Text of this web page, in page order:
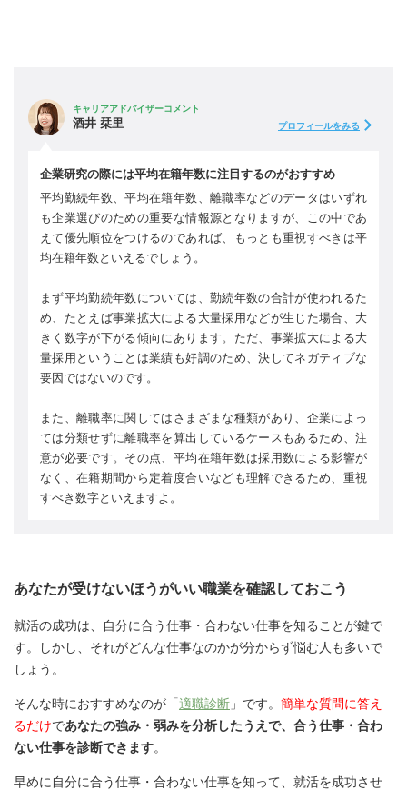
キャリアアドバイザーコメント
酒井 栞里 プロフィールをみる
企業研究の際には平均在籍年数に注目するのがおすすめ
平均勤続年数、平均在籍年数、離職率などのデータはいずれ
も企業選びのための重要な情報源となりますが、この中であ
えて優先順位をつけるのであれば、もっとも重視すべきは平
均在籍年数といえるでしょう。
まず平均勤続年数については、勤続年数の合計が使われるた
め、たとえば事業拡大による大量採用などが生じた場合、大
きく数字が下がる傾向にあります。ただ、事業拡大による大
量採用ということは業績も好調のため、決してネガティブな
要因ではないのです。
また、離職率に関してはさまざまな種類があり、企業によっ
ては分類せずに離職率を算出しているケースもあるため、注
意が必要です。その点、平均在籍年数は採用数による影響が
なく、在籍期間から定着度合いなども理解できるため、重視
すべき数字といえますよ。
あなたが受けないほうがいい職業を確認しておこう
就活の成功は、自分に合う仕事・合わない仕事を知ることが鍵で
す。しかし、それがどんな仕事なのかが分からず悩む人も多いで
しょう。
そんな時におすすめなのが「適職診断 」です。 簡単な質問に答え
るだけであなたの強み・弱みを分析したうえで、合う仕事・合わ
ない仕事を診断できます。
早めに自分に合う仕事・合わない仕事を知って、就活を成功させ